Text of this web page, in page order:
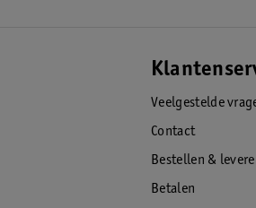
Veelgestelde
Contact
Bestellen &
Betalen